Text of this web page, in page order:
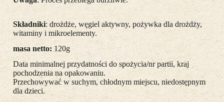
Składniki: drożdże, węgiel aktywny, pożywka dla drożdży,
witaminy i mikroelementy.
masa netto: 120g
Data minimalnej przydatności do spożycia/nr partii, kraj
pochodzenia na opakowaniu.
Przechowywać w suchym, chłodnym miejscu, niedostępnym
dla dzieci.